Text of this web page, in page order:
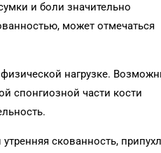
и боли значительно
может отмечаться
нагрузке.
спонгиозной части кости
скованность,